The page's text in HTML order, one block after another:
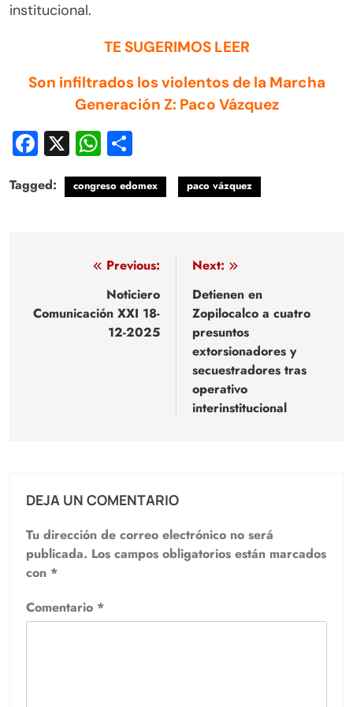
institucional.
TE SUGERIMOS LEER
Son infiltrados los violentos de la Marcha
Generación Z: Paco Vázquez
Facebook
X WhatsApp
Tagged: congreso edomex paco vázquez
Navegación
entradas
Previous:
Noticiero
Comunicación XXI 18-
12-2025
Next:
Detienen en
Zopilocalco a cuatro
presuntos
extorsionadores y
secuestradores tras
operativo
interinstitucional
DEJA UN COMENTARIO
Tu dirección de correo electrónico no será
publicada. Los campos obligatorios están marcados
con *
Comentario *